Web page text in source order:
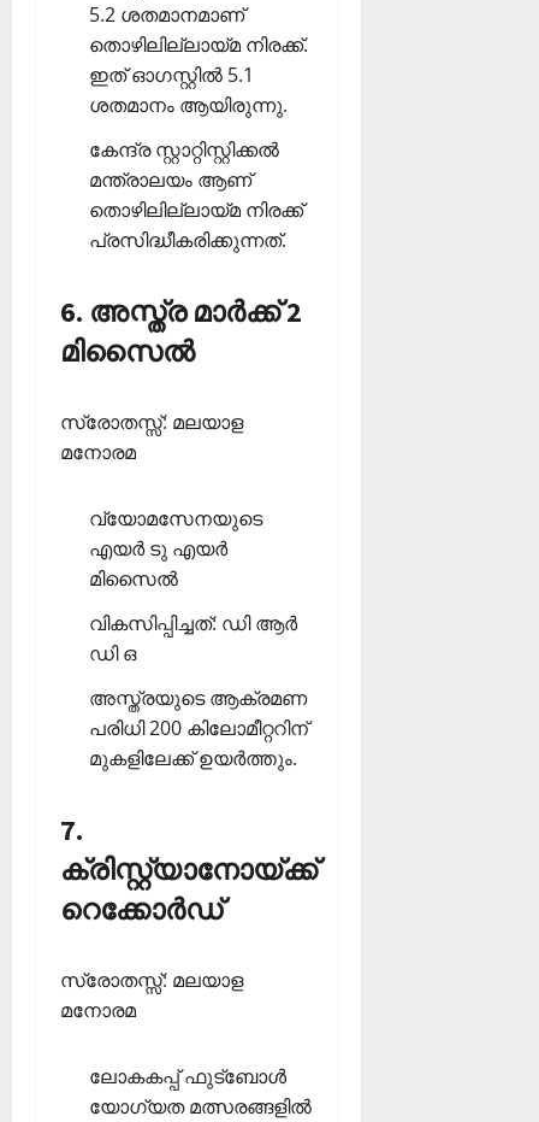
5.2 ശതമാനമാണ്
തൊഴിലില്ലായ്മ നിരക്ക്.
ഇത് ഓഗസ്റ്റില്‍ 5.1
ശതമാനം ആയിരുന്നു.
കേന്ദ്ര സ്റ്റാറ്റിസ്റ്റിക്കല്‍
മന്ത്രാലയം ആണ്
തൊഴിലില്ലായ്മ നിരക്ക്
പ്രസിദ്ധീകരിക്കുന്നത്.
6. അസ്ത്ര മാര്‍ക്ക് 2
മിസൈല്‍
സ്രോതസ്സ്: മലയാള
മനോരമ
വ്യോമസേനയുടെ
എയര്‍ ടു എയര്‍
മിസൈല്‍
വികസിപ്പിച്ചത്: ഡി ആര്‍
ഡി ഒ
അസ്ത്രയുടെ ആക്രമണ
പരിധി 200 കിലോമീറ്ററിന്
മുകളിലേക്ക് ഉയര്‍ത്തും.
7.
ക്രിസ്റ്റ്യാനോയ്ക്ക്
റെക്കോര്‍ഡ്
സ്രോതസ്സ്: മലയാള
മനോരമ
ലോകകപ്പ് ഫുട്‌ബോള്‍
യോഗ്യത മത്സരങ്ങളില്‍